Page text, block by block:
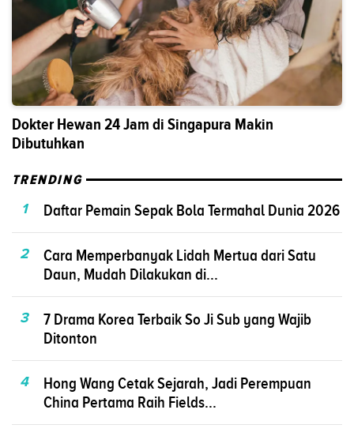
Dokter Hewan 24 Jam di Singapura Makin
Dibutuhkan
TRENDING
1
Daftar Pemain Sepak Bola Termahal Dunia 2026
2
Cara Memperbanyak Lidah Mertua dari Satu
Daun, Mudah Dilakukan di...
3
7 Drama Korea Terbaik So Ji Sub yang Wajib
Ditonton
4
Hong Wang Cetak Sejarah, Jadi Perempuan
China Pertama Raih Fields...